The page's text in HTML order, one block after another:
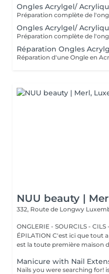
Ongles Acrylgel/
Ongles Acrylgel/
Réparation Ongles
Réparation d'une Ongle en
NUU beauty |
332, Route de Longwy
ONGLERIE - SOURCILS - CILS
ÉPILATION C'est ici que tout a commencé. Depuis 2022, Merl
est la toute première maison
Manicure with Nail